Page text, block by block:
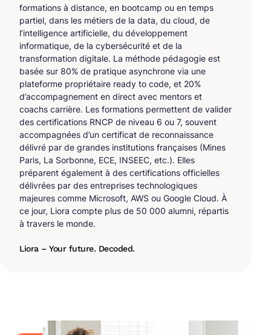
formations à distance, en bootcamp ou en temps
partiel, dans les métiers de la data, du cloud, de
l’intelligence artificielle, du développement
informatique, de la cybersécurité et de la
transformation digitale. La méthode pédagogie est
basée sur 80% de pratique asynchrone via une
plateforme propriétaire ready to code, et 20%
d’accompagnement en direct avec mentors et
coachs carrière. Les formations permettent de valider
des certifications RNCP de niveau 6 ou 7, souvent
accompagnées d’un certificat de reconnaissance
délivré par de grandes institutions françaises (Mines
Paris, La Sorbonne, ECE, INSEEC, etc.). Elles
préparent également à des certifications officielles
délivrées par des entreprises technologiques
majeures comme Microsoft, AWS ou Google Cloud. À
ce jour, Liora compte plus de 50 000 alumni, répartis
à travers le monde.
Liora – Your future. Decoded.